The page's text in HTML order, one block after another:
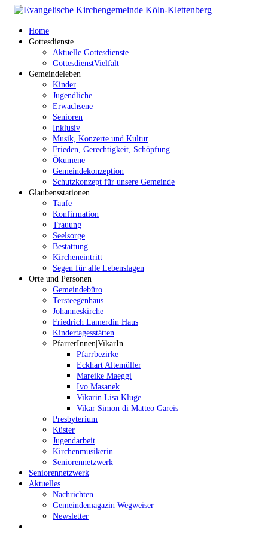
Home
Gottesdienste
Aktuelle Gottesdienste
GottesdienstVielfalt
Gemeindeleben
Kinder
Jugendliche
Erwachsene
Senioren
Inklusiv
Musik, Konzerte und Kultur
Frieden, Gerechtigkeit, Schöpfung
Ökumene
Gemeindekonzeption
Schutzkonzept für unsere Gemeinde
Glaubensstationen
Taufe
Konfirmation
Trauung
Seelsorge
Bestattung
Kircheneintritt
Segen für alle Lebenslagen
Orte und Personen
Gemeindebüro
Tersteegenhaus
Johanneskirche
Friedrich Lamerdin Haus
Kindertagesstätten
PfarrerInnen|VikarIn
Pfarrbezirke
Eckhart Altemüller
Mareike Maeggi
Ivo Masanek
Vikarin Lisa Kluge
Vikar Simon di Matteo Gareis
Presbyterium
Küster
Jugendarbeit
Kirchenmusikerin
Seniorennetzwerk
Seniorennetzwerk
Aktuelles
Nachrichten
Gemeindemagazin Wegweiser
Newsletter